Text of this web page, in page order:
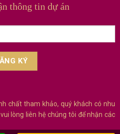
thông tin dự án
chất tham khảo, quý khách có nhu
lòng liên hệ chúng tôi để nhận các